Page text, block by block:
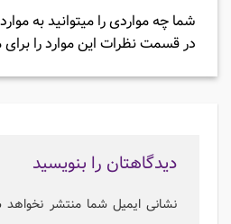
شما چه مواردی را میتوانید به
در قسمت نظرات این موارد را برای
دیدگاهتان را بنویسید
نشانی ایمیل شما منتشر